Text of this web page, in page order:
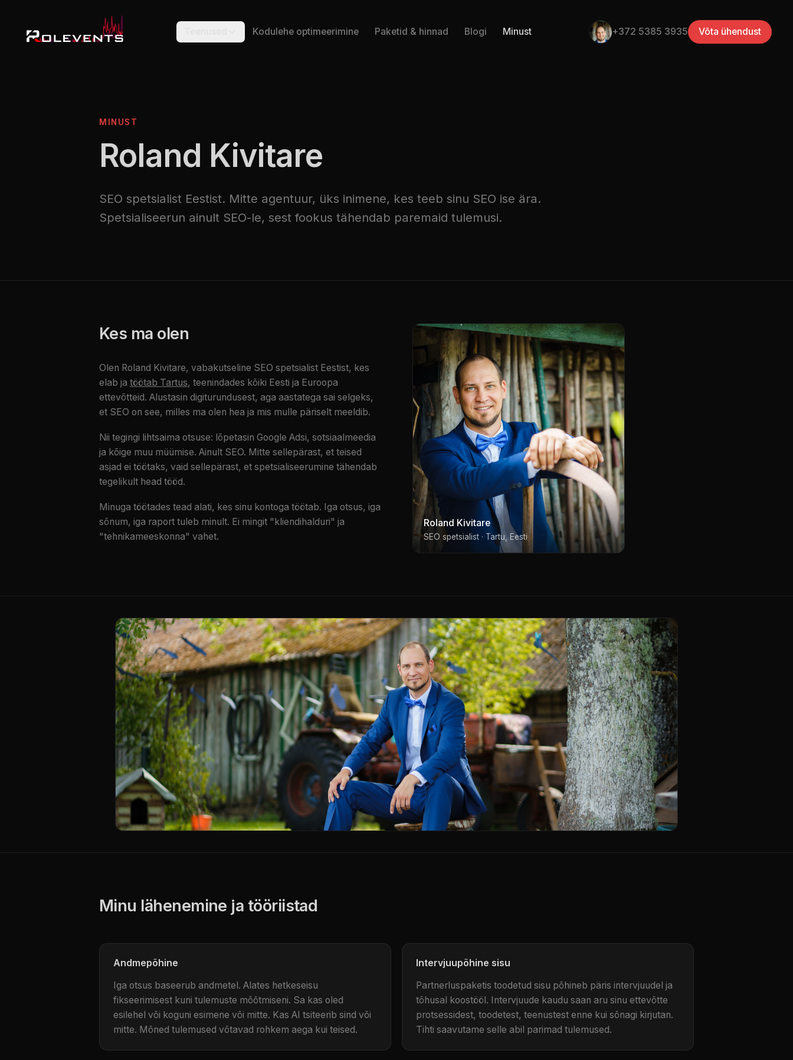
Kodulehe optimeerimine Paketid & hinnad Blogi Minust +372 5385 3935 Võta ühendust
MINUST
Roland Kivitare
SEO spetsialist Eestist. Mitte agentuur, üks inimene, kes teeb sinu SEO ise ära.
Spetsialiseerun ainult SEO-le, sest fookus tähendab paremaid tulemusi.
Kes ma olen
Olen Roland Kivitare, vabakutseline SEO spetsialist Eestist, kes
elab ja töötab Tartus, teenindades kõiki Eesti ja Euroopa
ettevõtteid. Alustasin digiturundusest, aga aastatega sai selgeks,
et SEO on see, milles ma olen hea ja mis mulle päriselt meeldib.
Nii tegingi lihtsaima otsuse: lõpetasin Google Adsi, sotsiaalmeedia
ja kõige muu müümise. Ainult SEO. Mitte sellepärast, et teised
asjad ei töötaks, vaid sellepärast, et spetsialiseerumine tähendab
tegelikult head tööd.
Minuga töötades tead alati, kes sinu kontoga töötab. Iga otsus, iga
sõnum, iga raport tuleb minult. Ei mingit "kliendihalduri" ja
"tehnikameeskonna" vahet.
Roland Kivitare
SEO spetsialist · Tartu, Eesti
Minu lähenemine ja tööriistad
Andmepõhine
Iga otsus baseerub andmetel. Alates hetkeseisu
fikseerimisest kuni tulemuste mõõtmiseni. Sa kas oled
esilehel või koguni esimene või mitte. Kas AI tsiteerib sind või
mitte. Mõned tulemused võtavad rohkem aega kui teised.
Intervjuupõhine sisu
Partnerluspaketis toodetud sisu põhineb päris intervjuudel ja
tõhusal koostööl. Intervjuude kaudu saan aru sinu ettevõtte
protsessidest, toodetest, teenustest enne kui sõnagi kirjutan.
Tihti saavutame selle abil parimad tulemused.